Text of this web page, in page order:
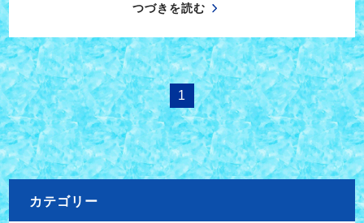
つづきを読む
1
カテゴリー